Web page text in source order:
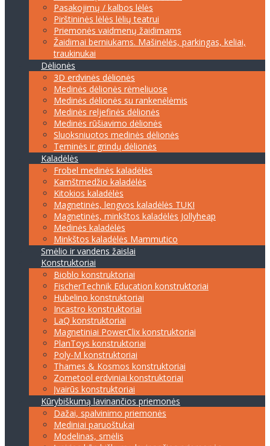
Pasakojimų / kalbos lėlės
Pirštininės lėlės lėlių teatrui
Priemonės vaidmenų žaidimams
Žaidimai berniukams. Mašinėlės, parkingas, keliai,
traukinukai
Dėlionės
3D erdvinės dėlionės
Medinės dėlionės rėmeliuose
Medinės dėlionės su rankenėlėmis
Medinės reljefinės dėlionės
Medinės rūšiavimo dėlionės
Sluoksniuotos medinės dėlionės
Teminės ir grindų dėlionės
Kaladėlės
Frobel medinės kaladėlės
Kamštmedžio kaladėlės
Kitokios kaladėlės
Magnetinės, lengvos kaladėlės TUKI
Magnetinės, minkštos kaladėlės Jollyheap
Medinės kaladėlės
Minkštos kaladėlės Mammutico
Smėlio ir vandens žaislai
Konstruktoriai
Bioblo konstruktoriai
FischerTechnik Education konstruktoriai
Hubelino konstruktoriai
Incastro konstruktoriai
LaQ konstruktoriai
Magnetiniai PowerClix konstruktoriai
PlanToys konstruktoriai
Poly-M konstruktoriai
Thames & Kosmos konstruktoriai
Zometool erdviniai konstruktoriai
Įvairūs konstruktoriai
Kūrybiškumą lavinančios priemonės
Dažai, spalvinimo priemonės
Mediniai paruoštukai
Modelinas, smėlis